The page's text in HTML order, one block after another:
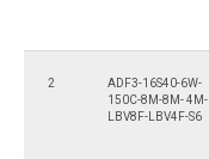
2
ADF3-16S40-6W-
150C-8M-8M- 4M-
LBV8F-LBV4F-S6